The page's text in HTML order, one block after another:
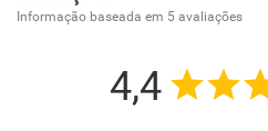
Informação baseada em 5 avaliações
4,4